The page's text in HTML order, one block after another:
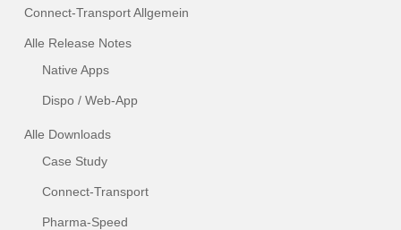
Connect-Transport Allgemein
Alle Release Notes
Native Apps
Dispo / Web-App
Alle Downloads
Case Study
Connect-Transport
Pharma-Speed